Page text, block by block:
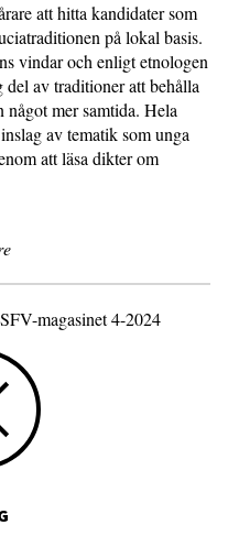
att hitta kandidater som
på lokal basis.
vindar och enligt etnologen
av traditioner att behålla
mer samtida. Hela
av tematik som unga
att läsa dikter om
magasinet 4-2024